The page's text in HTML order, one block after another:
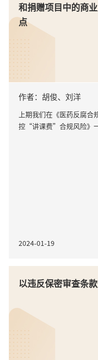
和捐赠项目中的商
点
作者：胡俊、刘洋
上期我们在《医药反腐
控“讲课费”合规风险》
2024-01-19
以违反保密审查条